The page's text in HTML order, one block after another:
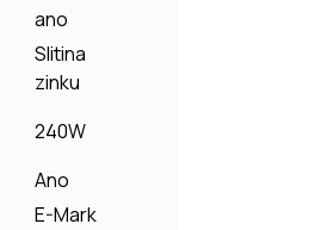
ano
Slitina
zinku
240W
Ano
E-Mark